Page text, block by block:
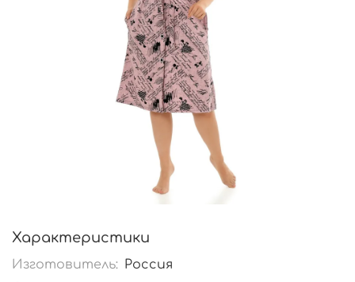
Характеристики
Изготовитель: Россия